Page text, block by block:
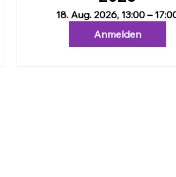
18. Aug. 2026, 13:00 –
Anmelden